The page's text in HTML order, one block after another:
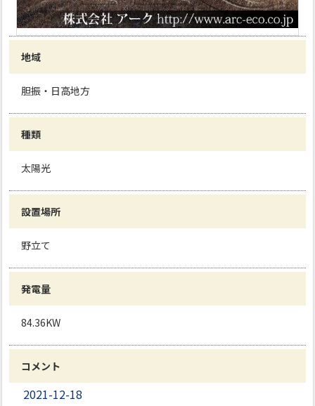
地域
胆振・日高地方
種類
太陽光
設置場所
野立て
発電量
84.36KW
コメント
2021-12-18